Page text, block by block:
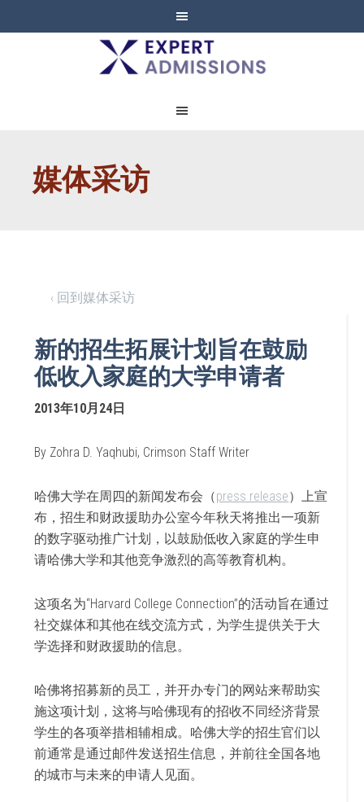
EXPERT
ADMISSIONS
媒体采访
‹ 回到媒体采访
新的招生拓展计划旨在鼓励
低收入家庭的大学申请者
2013年10月24日
By Zohra D. Yaqhubi, Crimson Staff Writer
哈佛大学在周四的新闻发布会（press release）上宣
布，招生和财政援助办公室今年秋天将推出一项新
的数字驱动推广计划，以鼓励低收入家庭的学生申
请哈佛大学和其他竞争激烈的高等教育机构。
这项名为“Harvard College Connection”的活动旨在通过
社交媒体和其他在线交流方式，为学生提供关于大
学选择和财政援助的信息。
哈佛将招募新的员工，并开办专门的网站来帮助实
施这项计划，这将与哈佛现有的招收不同经济背景
学生的各项举措相辅相成。哈佛大学的招生官们以
前通常是通过邮件发送招生信息，并前往全国各地
的城市与未来的申请人见面。